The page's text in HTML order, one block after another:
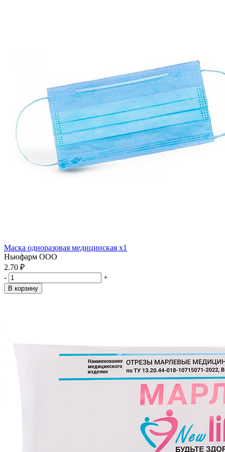
Маска одноразовая медицинская x1
Ньюфарм ООО
2.70 ₽
-
+
В корзину